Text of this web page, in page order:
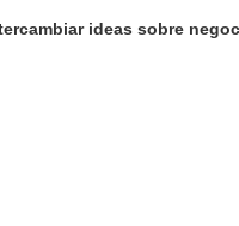
ideas sobre